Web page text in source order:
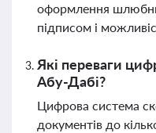
оформлення
підписом і
Які переваги
Абу-Дабі?
Цифрова система
документів до